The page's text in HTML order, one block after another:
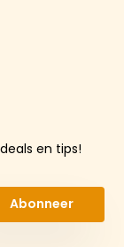
en tips!
Abonneer